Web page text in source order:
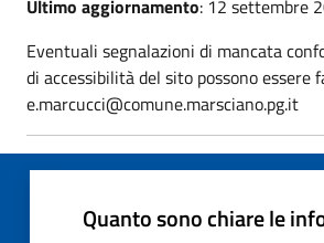
Ultimo aggiornamento: 12 settembre
Eventuali segnalazioni di mancata
di accessibilità del sito possono essere
e.marcucci@comune.marsciano.pg.it
Quanto sono chiare le